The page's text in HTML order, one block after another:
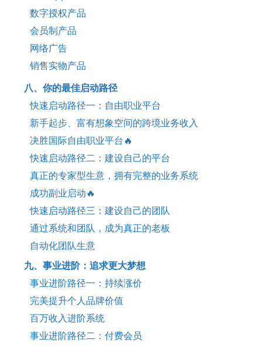
数字授权产品
会员制产品
网络广告
销售实物产品
八、你的最佳启动路径
快速启动路径一：自由职业平台
新手起步、富有想象空间的跨境业务收入
决胜国际自由职业平台🔥
快速启动路径二：建设自己的平台
真正的专家型生意，拥有完整的业务系统
成功副业启动🔥
快速启动路径三：建设自己的团队
通过系统和团队，成为真正的老板
自动化团队生意
九、事业进阶：追求更大梦想
事业进阶路径一：持续涨价
完美提升个人品牌价值
百万收入进阶系统
事业进阶路径二：付费会员